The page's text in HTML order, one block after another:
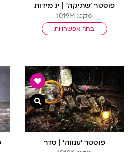
פוסטר ‘שתיקה’ | יג מידות
מקט: 1019M
בחר אפשרויות
פוסטר ‘ענווה’ | סדר
צפייה